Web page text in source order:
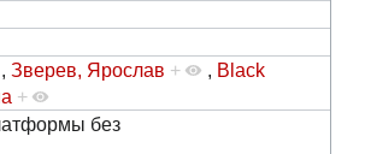
, Зверев, Ярослав + , Black
+
без